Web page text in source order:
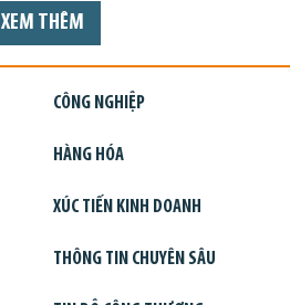
XEM THÊM
CÔNG NGHIỆP
HÀNG HÓA
XÚC TIẾN KINH DOANH
THÔNG TIN CHUYÊN SÂU